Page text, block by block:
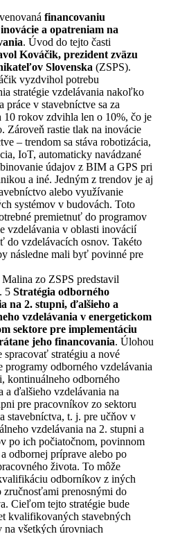
financovaniu
a opatreniam na
. Úvod do tejto časti
Kováčik, prezident zväzu
Slovenska (ZSPS).
vyzdvihol potrebu
stratégie vzdelávania nakoľko
práce v stavebníctve sa za
10 rokov zdvihla len o 10%, čo je
Zároveň rastie tlak na inovácie
– trendom sa stáva robotizácia,
IoT, automaticky navádzané
údajov z BIM a GPS pri
a iné. Jedným z trendov je aj
alebo využívanie
systémov v budovách. Toto
premietnuť do programov
vzdelávania v oblasti inovácií
do vzdelávacích osnov. Takéto
následne mali byť povinné pre
zo ZSPS predstavil
5 Stratégia odborného
na 2. stupni, ďalšieho a
vzdelávania v energetickom
sektore pre implementáciu
jeho financovania. Úlohou
spracovať stratégiu a nové
programy odborného vzdelávania
kontinuálneho odborného
a ďalšieho vzdelávania na
pre pracovníkov zo sektoru
stavebníctva, t. j. pre učňov v
vzdelávania na 2. stupni a
po ich počiatočnom, povinnom
odbornej príprave alebo po
života. To môže
odborníkov z iných
zručnosťami prenosnými do
Cieľom tejto stratégie bude
kvalifikovaných stavebných
na všetkých úrovniach